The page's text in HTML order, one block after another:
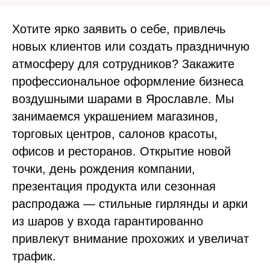
Хотите ярко заявить о себе, привлечь
новых клиентов или создать праздничную
атмосферу для сотрудников? Закажите
профессиональное оформление бизнеса
воздушными шарами в Ярославле. Мы
занимаемся украшением магазинов,
торговых центров, салонов красоты,
офисов и ресторанов. Открытие новой
точки, день рождения компании,
презентация продукта или сезонная
распродажа — стильные гирлянды и арки
из шаров у входа гарантированно
привлекут внимание прохожих и увеличат
трафик.